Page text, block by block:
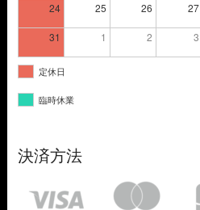
24 25 26 27
31 1 2 3
定休日
臨時休業
決済方法